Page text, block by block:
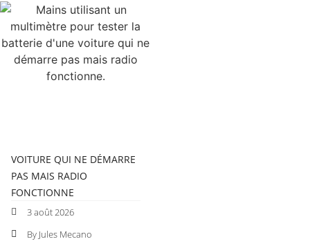
VOITURE QUI NE DÉMARRE
PAS MAIS RADIO
FONCTIONNE
3 août 2026
By Jules Mecano